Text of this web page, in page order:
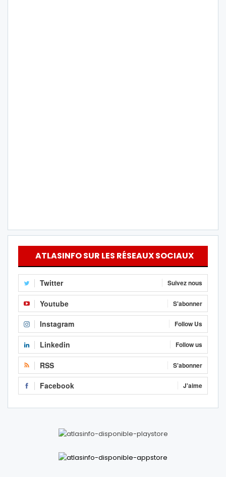
ATLASINFO SUR LES RÉSEAUX SOCIAUX
Twitter Suivez nous
Youtube S'abonner
Instagram Follow Us
Linkedin Follow us
RSS S'abonner
Facebook J'aime